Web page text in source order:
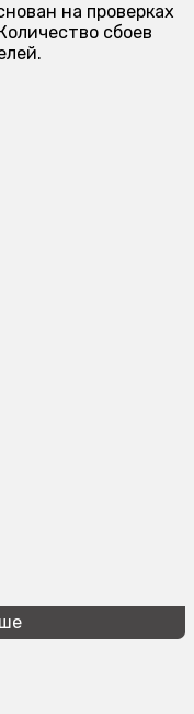
на проверках
сбоев